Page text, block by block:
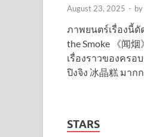
August 23, 2025 - by
ภาพยนตร์เรื่องนี้ดั
the Smoke 《闻
เรื่องราวของคร
ปิงจิง 冰晶糕 มา
STARS